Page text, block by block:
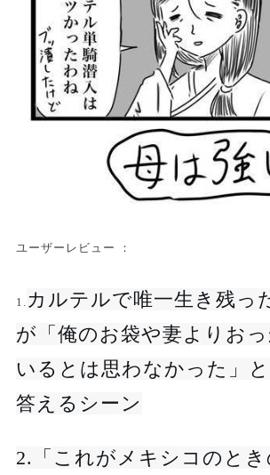
ユーザーレビュー ：
1. カルテルで唯一生き残っ
が「俺のお袋や妻よりお
いるとは思わなかった」
答えるシーン
2.「これがメキシコのとき